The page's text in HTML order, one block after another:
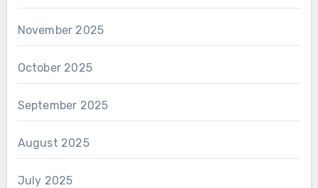
November 2025
October 2025
September 2025
August 2025
July 2025